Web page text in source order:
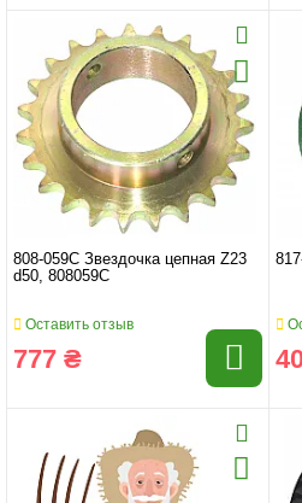
808-059C Звездочка цепная Z23
d50, 808059C
Оставить отзыв
777 ₴